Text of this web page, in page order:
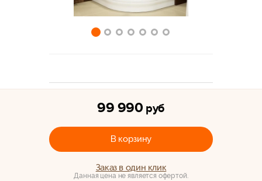
99 990 руб
В корзину
Заказ в один клик
Данная цена не является офертой.